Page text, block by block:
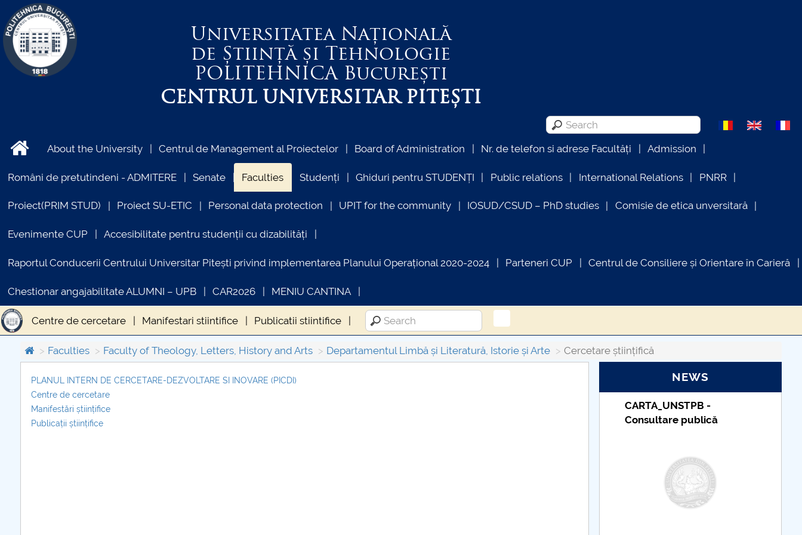
Universitatea Națională
de Știință și Tehnologie
POLITEHNICABucurești
CENTRUL UNIVERSITAR PITEȘTI
About the University Centrul de Management al Proiectelor Board of Administration Nr. de telefon si adrese Facultăți Admission
Români de pretutindeni - ADMITERE Senate Faculties Studenți Ghiduri pentru STUDENȚI Public relations International Relations PNRR
Proiect(PRIM STUD) Proiect SU-ETIC Personal data protection UPIT for the community IOSUD/CSUD – PhD studies Comisie de etica unversitară
Evenimente CUP Accesibilitate pentru studenții cu dizabilități
Raportul Conducerii Centrului Universitar Pitești privind implementarea Planului Operațional 2020-2024 Parteneri CUP Centrul de Consiliere și Orientare în Carieră
Chestionar angajabilitate ALUMNI – UPB CAR2026 MENIU CANTINA
Centre de cercetare Manifestari stiintifice Publicatii stiintifice
Faculties Faculty of Theology, Letters, History and Arts Departamentul Limbă și Literatură, Istorie și Arte Cercetare științifică
PLANUL INTERN DE CERCETARE-DEZVOLTARE SI INOVARE (PICDI)
Centre de cercetare
Manifestări științifice
Publicații științifice
NEWS
Taxe de școlarizare
indexate – Centrul